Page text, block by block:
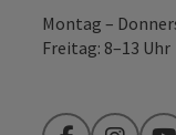
Montag –
Freitag: 8–13 Uhr